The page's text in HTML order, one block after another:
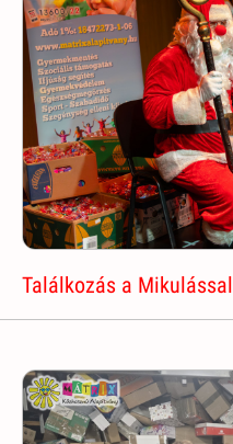
Találkozás a Mikulással